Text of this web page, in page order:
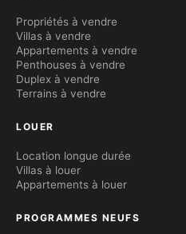
Propriétés à vendre
Villas à vendre
Appartements à vendre
Penthouses à vendre
Duplex à vendre
Terrains à vendre
LOUER
Location longue durée
Villas à louer
Appartements à louer
PROGRAMMES NEUFS